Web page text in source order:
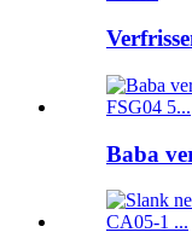
Baba